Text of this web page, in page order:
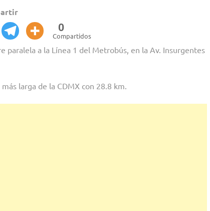
0
Compartidos
paralela a la Línea 1 del Metrobús, en la Av. Insurgentes
larga de la CDMX con 28.8 km.